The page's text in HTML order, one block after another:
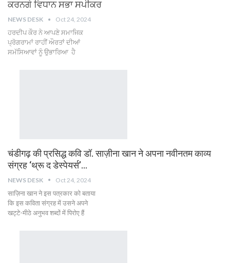
ਕਰਨਗੇ ਵਿਧਾਨ ਸਭਾ ਸਪੀਕਰ
NEWS DESK Oct 24, 2024
ਹਰਦੀਪ ਕੌਰ ਨੇ ਆਪਣੇ ਸਮਾਜਿਕ
ਪ੍ਰੋਗਰਾਮਾਂ ਰਾਹੀਂ ਔਰਤਾਂ ਦੀਆਂ
ਸਮੱਸਿਆਵਾਂ ਨੂੰ ਉਭਾਰਿਆ ਹੈ
चंडीगढ़ की प्रसिद्ध कवि डॉ. साज़ीना खान ने अपना नवीनतम काव्य
संग्रह ‘थ्रू द डेस्पेयर्स’…
NEWS DESK Oct 24, 2024
साज़िना खान ने इस पत्रकार को बताया
कि इस कविता संग्रह में उसने अपने
खट्टे-मीठे अनुभव शब्दों में पिरोए हैं